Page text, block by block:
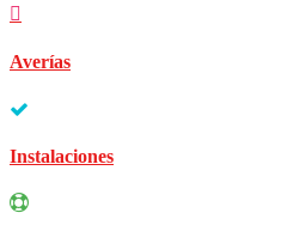
Averías
Instalaciones